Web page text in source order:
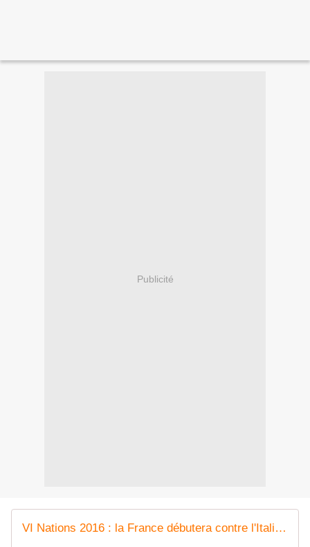
Publicité
VI Nations 2016 : la France débutera contre l'Italie le 6 février